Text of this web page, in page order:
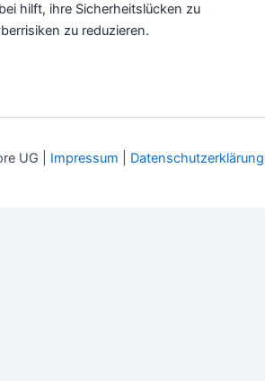
hilft, ihre Sicherheitslücken zu
zu reduzieren.
UG | Impressum Datenschutzerklärung